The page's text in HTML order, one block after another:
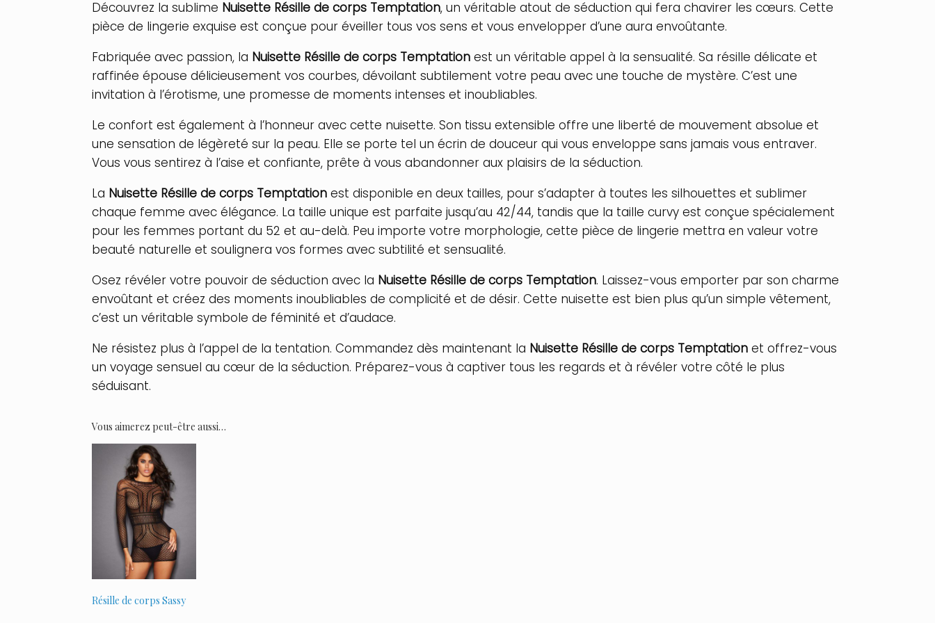
Découvrez la sublime Nuisette Résille de corps Temptation, un véritable atout de séduction qui fera chavirer les cœurs. Cette
pièce de lingerie exquise est conçue pour éveiller tous vos sens et vous envelopper d’une aura envoûtante.
Fabriquée avec passion, la Nuisette Résille de corps Temptation est un véritable appel à la sensualité. Sa résille délicate et
raffinée épouse délicieusement vos courbes, dévoilant subtilement votre peau avec une touche de mystère. C’est une
invitation à l’érotisme, une promesse de moments intenses et inoubliables.
Le confort est également à l’honneur avec cette nuisette. Son tissu extensible offre une liberté de mouvement absolue et
une sensation de légèreté sur la peau. Elle se porte tel un écrin de douceur qui vous enveloppe sans jamais vous entraver.
Vous vous sentirez à l’aise et confiante, prête à vous abandonner aux plaisirs de la séduction.
La Nuisette Résille de corps Temptation est disponible en deux tailles, pour s’adapter à toutes les silhouettes et sublimer
chaque femme avec élégance. La taille unique est parfaite jusqu’au 42/44, tandis que la taille curvy est conçue spécialement
pour les femmes portant du 52 et au-delà. Peu importe votre morphologie, cette pièce de lingerie mettra en valeur votre
beauté naturelle et soulignera vos formes avec subtilité et sensualité.
Osez révéler votre pouvoir de séduction avec la Nuisette Résille de corps Temptation. Laissez-vous emporter par son charme
envoûtant et créez des moments inoubliables de complicité et de désir. Cette nuisette est bien plus qu’un simple vêtement,
c’est un véritable symbole de féminité et d’audace.
Ne résistez plus à l’appel de la tentation. Commandez dès maintenant la Nuisette Résille de corps Temptation et offrez-vous
un voyage sensuel au cœur de la séduction. Préparez-vous à captiver tous les regards et à révéler votre côté le plus
séduisant.
Vous aimerez peut-être aussi…
Résille de corps Sassy